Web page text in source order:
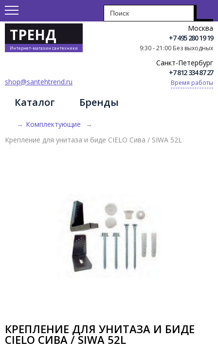
ТРЕНД
Интернет-магазин сантехники
Москва
+7 495 280 19 19
9:30 - 21:00 Без выходных
Санкт-Петербург
+7 812 334 87 27
Время работы
shop@santehtrend.ru
Каталог Бренды
→ Комплектующие
→
Крепление для унитаза и биде CIELO Сива / SIWA 52L
КРЕПЛЕНИЕ ДЛЯ УНИТАЗА И БИДЕ
CIELO СИВА / SIWA 52L